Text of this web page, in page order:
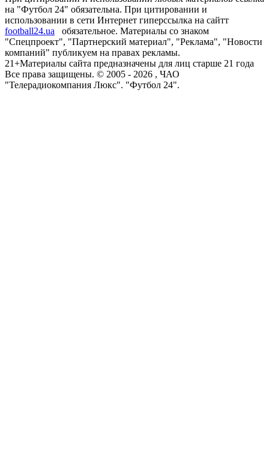
на "Футбол 24" обязательна. При цитировании и
использовании в сети Интернет гиперссылка на сайтт
football24.ua
обязательное. Материалы со знаком
"Спецпроект", "Партнерский материал", "Реклама", "Новости
компаний" публикуем на правах рекламы.
21+Материалы сайта предназначены для лиц старше 21 года
Все права защищены. © 2005 - 2026 , ЧАО
"Телерадиокомпания Люкс". "Футбол 24".